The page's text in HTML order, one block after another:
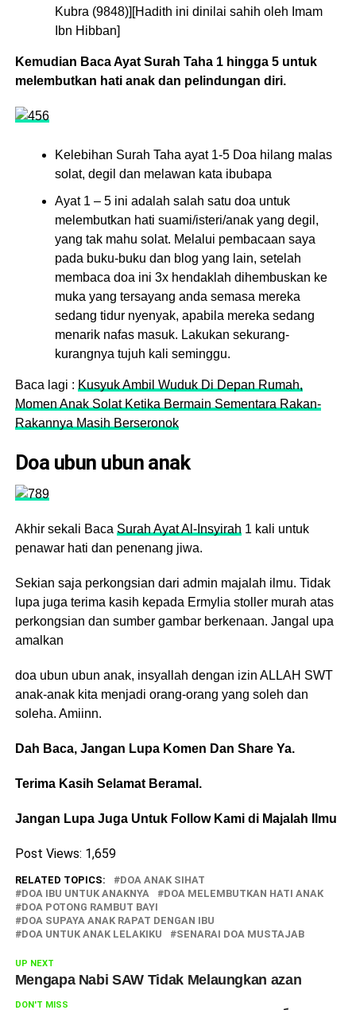
Kubra (9848)][Hadith ini dinilai sahih oleh Imam
Ibn Hibban]
Kemudian Baca Ayat Surah Taha 1 hingga 5 untuk
melembutkan hati anak dan pelindungan diri.
Kelebihan Surah Taha ayat 1-5 Doa hilang malas
solat, degil dan melawan kata ibubapa
Ayat 1 – 5 ini adalah salah satu doa untuk
melembutkan hati suami/isteri/anak yang degil,
yang tak mahu solat. Melalui pembacaan saya
pada buku-buku dan blog yang lain, setelah
membaca doa ini 3x hendaklah dihembuskan ke
muka yang tersayang anda semasa mereka
sedang tidur nyenyak, apabila mereka sedang
menarik nafas masuk. Lakukan sekurang-
kurangnya tujuh kali seminggu.
Baca lagi : Kusyuk Ambil Wuduk Di Depan Rumah,
Momen Anak Solat Ketika Bermain Sementara Rakan-
Rakannya Masih Berseronok
Doa ubun ubun anak
Akhir sekali Baca Surah Ayat Al-Insyirah 1 kali untuk
penawar hati dan penenang jiwa.
Sekian saja perkongsian dari admin majalah ilmu. Tidak
lupa juga terima kasih kepada Ermylia stoller murah atas
perkongsian dan sumber gambar berkenaan. Jangal upa
amalkan
doa ubun ubun anak, insyallah dengan izin ALLAH SWT
anak-anak kita menjadi orang-orang yang soleh dan
soleha. Amiinn.
Dah Baca, Jangan Lupa Komen Dan Share Ya.
Terima Kasih Selamat Beramal.
Jangan Lupa Juga Untuk Follow Kami di Majalah Ilmu
Post Views: 1,659
RELATED TOPICS:
DOA ANAK SIHAT
DOA IBU UNTUK ANAKNYA
DOA MELEMBUTKAN HATI ANAK
DOA POTONG RAMBUT BAYI
DOA SUPAYA ANAK RAPAT DENGAN IBU
DOA UNTUK ANAK LELAKIKU
SENARAI DOA MUSTAJAB
UP NEXT
Mengapa Nabi SAW Tidak Melaungkan azan
DON'T MISS